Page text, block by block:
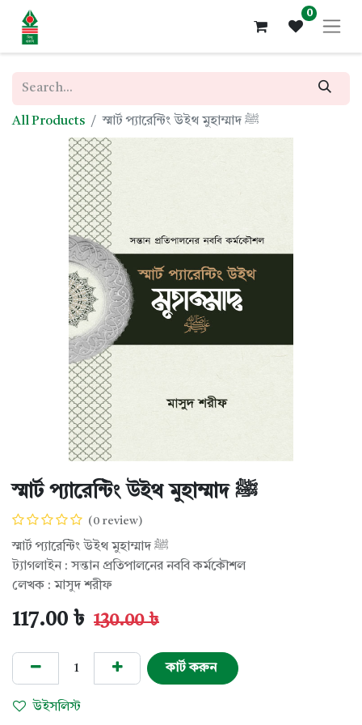
0
All Products স্মার্ট প্যারেন্টিং উইথ মুহাম্মাদ ﷺ
স্মার্ট প্যারেন্টিং উইথ মুহাম্মাদ ﷺ
(0 review)
স্মার্ট প্যারেন্টিং উইথ মুহাম্মাদ ﷺ
ট্যাগলাইন : সন্তান প্রতিপালনের নববি কর্মকৌশল
লেখক : মাসুদ শরীফ
117.00 ৳ 130.00৳
কার্ট করুন
উইসলিস্ট